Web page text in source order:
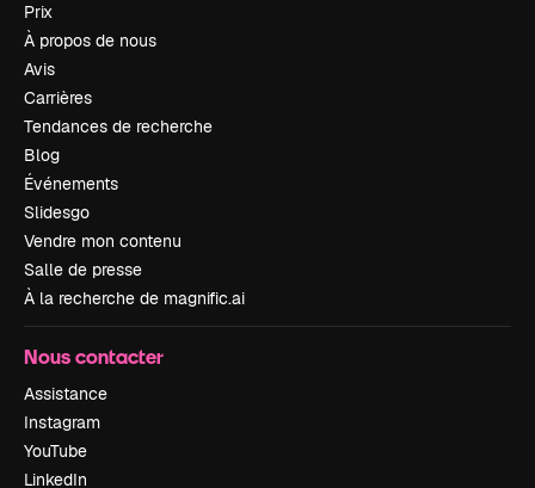
Prix
À propos de nous
Avis
Carrières
Tendances de recherche
Blog
Événements
Slidesgo
Vendre mon contenu
Salle de presse
À la recherche de magnific.ai
Nous contacter
Assistance
Instagram
YouTube
LinkedIn